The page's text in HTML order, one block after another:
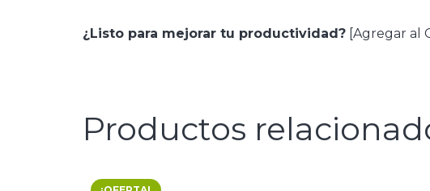
¿Listo para mejorar tu productividad? [Agregar al
Productos